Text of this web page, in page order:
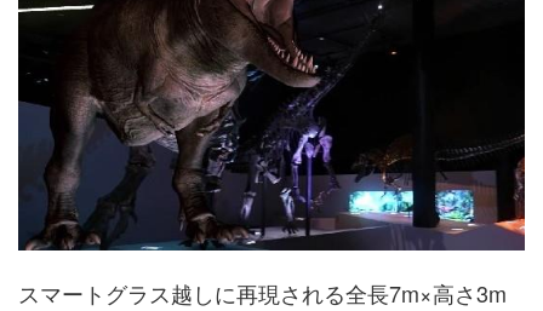
スマートグラス越しに再現される全長7m×高さ3m